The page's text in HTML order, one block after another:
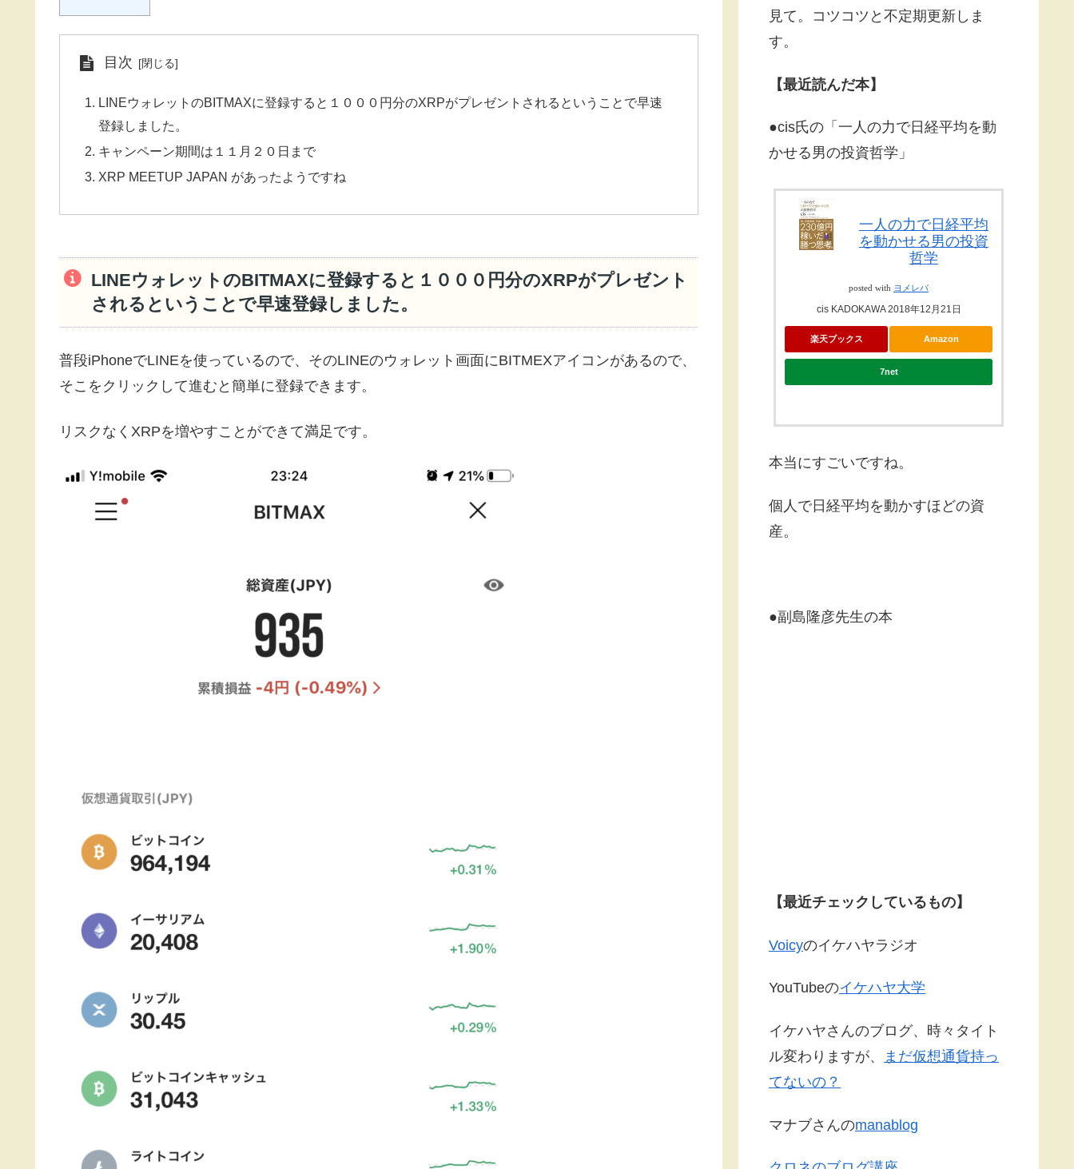
目次
LINEウォレットのBITMAXに登録すると１０００円分のXRPがプレゼントされるということで早速
登録しました。
キャンペーン期間は１１月２０日まで
XRP MEETUP JAPAN があったようですね
LINEウォレットのBITMAXに登録すると１０００円分のXRPがプレゼント
されるということで早速登録しました。
普段iPhoneでLINEを使っているので、そのLINEのウォレット画面にBITMEXアイコンがあるので、
そこをクリックして進むと簡単に登録できます。
リスクなくXRPを増やすことができて満足です。
見て。コツコツと不定期更新しま
す。
【最近読んだ本】
●cis氏の「一人の力で日経平均を動
かせる男の投資哲学」
一人の力で日経平均
を動かせる男の投資
哲学
posted with ヨメレバ
cis KADOKAWA 2018年12月21日
楽天ブックス Amazon
7net
本当にすごいですね。
個人で日経平均を動かすほどの資
産。
●副島隆彦先生の本
【最近チェックしているもの】
Voicyのイケハヤラジオ
YouTubeのイケハヤ大学
イケハヤさんのブログ、時々タイト
ル変わりますが、
まだ仮想通貨持っ
てないの？
マナブさんのmanablog